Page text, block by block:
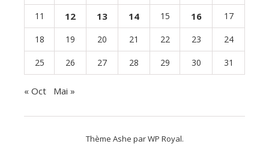
11 12 13 14 15 16 17
18 19 20 21 22 23 24
25 26 27 28 29 30 31
« Oct Mai »
Thème Ashe parWP Royal.